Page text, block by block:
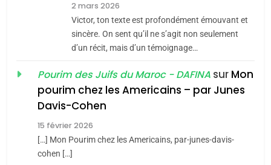
CE QUI NOUS MANQUE –
Jacques Hadida
JUDAISME
Maroc : Les amandes de
Tafraout, le miel de Tadla
du terroir
2 mars 2026
Victor, ton texte est profondément émouvant et
sincère. On sent qu’il ne s’agit non seulement
d’un récit, mais d’un témoignage…
Pourim des Juifs du Maroc - DAFINA sur Mon
pourim chez les Americains – par Junes
Davis-Cohen
15 février 2026
[…] Mon Pourim chez les Americains, par-junes-davis-
cohen […]